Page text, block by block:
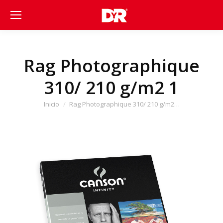
Rag Photographique
310/ 210 g/m2 1
Estás aquí:
Inicio Rag Photographique 310/ 210 g/m2…